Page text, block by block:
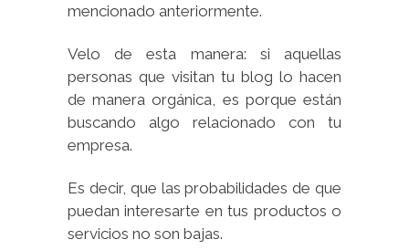
mencionado anteriormente.
Velo de esta manera: si aquellas
personas que visitan tu blog lo hacen
de manera orgánica, es porque están
buscando algo relacionado con tu
empresa.
Es decir, que las probabilidades de que
puedan interesarte en tus productos o
servicios no son bajas.